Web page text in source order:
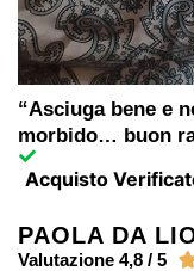
“Asciuga bene e
morbido… buon
Acquisto
PAOLA DA
Valutazione 4,8 / 5